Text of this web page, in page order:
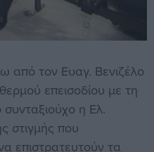
από τον Ευαγ. Βενιζέλο
επεισοδίου με τη
η Ελ.
στιγμής που
επιστρατευτούν τα